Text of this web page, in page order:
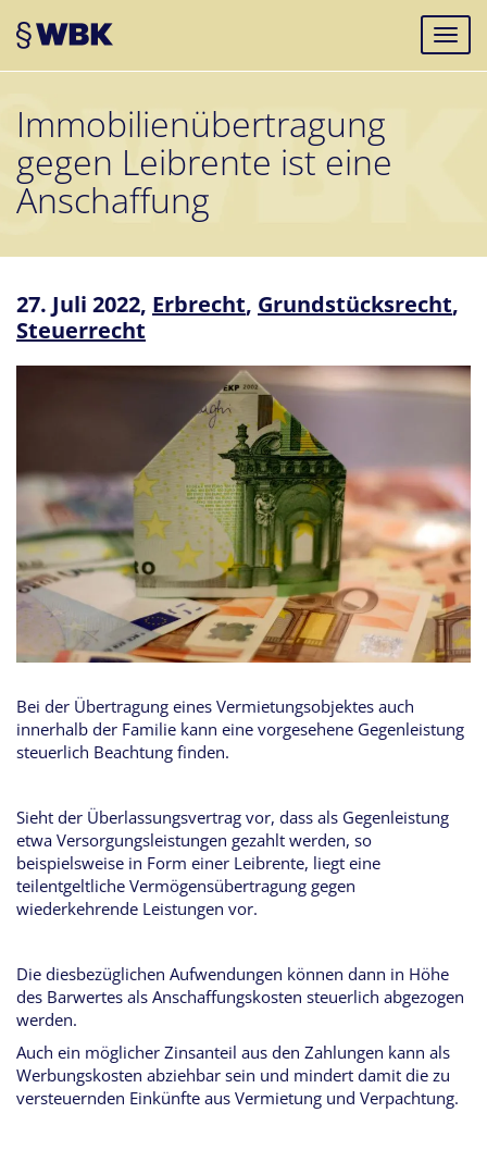
Immobilienübertragung
gegen Leibrente ist eine
Anschaffung
27. Juli 2022, Erbrecht, Grundstücksrecht,
Steuerrecht
Bei der Übertragung eines Vermietungsobjektes auch
innerhalb der Familie kann eine vorgesehene Gegenleistung
steuerlich Beachtung finden.
Sieht der Überlassungsvertrag vor, dass als Gegenleistung
etwa Versorgungsleistungen gezahlt werden, so
beispielsweise in Form einer Leibrente, liegt eine
teilentgeltliche Vermögensübertragung gegen
wiederkehrende Leistungen vor.
Die diesbezüglichen Aufwendungen können dann in Höhe
des Barwertes als Anschaffungskosten steuerlich abgezogen
werden.
Auch ein möglicher Zinsanteil aus den Zahlungen kann als
Werbungskosten abziehbar sein und mindert damit die zu
versteuernden Einkünfte aus Vermietung und Verpachtung.